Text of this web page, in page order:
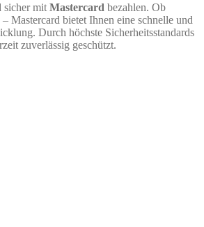
sicher mit Mastercard bezahlen. Ob
Mastercard bietet Ihnen eine schnelle und
Durch höchste Sicherheitsstandards
zuverlässig geschützt.